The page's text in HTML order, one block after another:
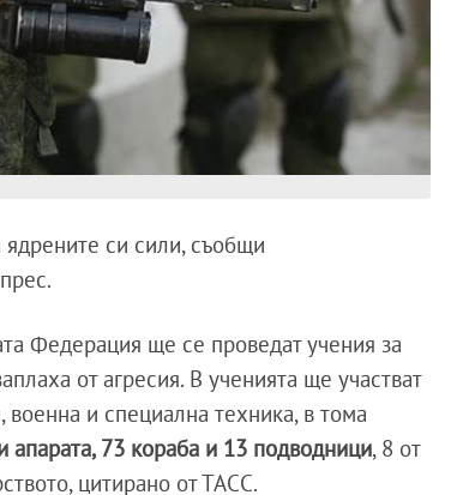
ядрените си сили, съобщи
Федерация ще се проведат учения за
от агресия. В ученията ще участват
и специална техника, в тома
апарата, 73 кораба и 13 подводници, 8 от
цитирано от ТАСС.